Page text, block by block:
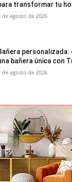
transformar tu
de agosto de 2026
personalizada:
bañera única con
de agosto de 2026